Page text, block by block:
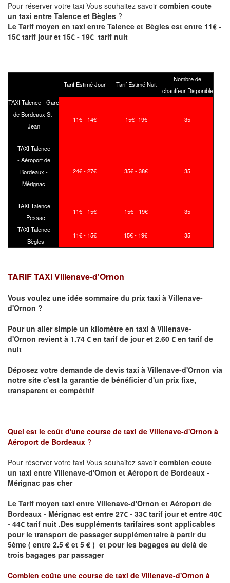
Pour réserver votre taxi Vous souhaitez savoir combien coute
un taxi entre Talence et Bègles ?
Le Tarif moyen en taxi entre Talence et Bègles est entre 11€ -
15€ tarif jour et 15€ - 19€ tarif nuit
Tarif Estimé Jour Tarif Estimé Nuit
Nombre de
chauffeur Disponible
TAXI Talence - Gare
de Bordeaux St-
Jean
11€ - 14€ 15€ -19€ 35
TAXI Talence
- Aéroport de
Bordeaux -
Mérignac
24€ - 27€ 35€ - 38€ 35
TAXI Talence
- Pessac
11€ - 15€ 15€ - 19€ 35
TAXI Talence
- Bègles
11€ - 15€ 15€ - 19€ 35
TARIF TAXI Villenave-d'Ornon
Vous voulez une idée sommaire du prix taxi à Villenave-
d'Ornon ?
Pour un aller simple un kilomètre en taxi à Villenave-
d'Ornon revient à 1.74 € en tarif de jour et 2.60 € en tarif de
nuit
Déposez votre demande de devis taxi à Villenave-d'Ornon via
notre site c'est la garantie de bénéficier d'un prix fixe,
transparent et compétitif
Quel est le coût d'une course de taxi de Villenave-d'Ornon à
Aéroport de Bordeaux ?
Pour réserver votre taxi Vous souhaitez savoir combien coute
un taxi entre Villenave-d'Ornon et Aéroport de Bordeaux -
Mérignac pas cher
Le Tarif moyen taxi entre Villenave-d'Ornon et Aéroport de
Bordeaux - Mérignac est entre 27€ - 33€ tarif jour et entre 40€
- 44€ tarif nuit .Des suppléments tarifaires sont applicables
pour le transport de passager supplémentaire à partir du
5ème ( entre 2.5 € et 5 € ) et pour les bagages au delà de
trois bagages par passager
Combien coûte une course de taxi de Villenave-d'Ornon à